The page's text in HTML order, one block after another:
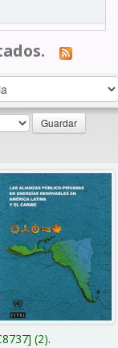
(2).